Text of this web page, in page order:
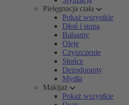
Pielęgnacja ciała
Pokaż wszystkie
Dłoń i stopa
Balsamy
Oleje
Czyszczenie
Słońce
Dezodoranty
Mydła
Makijaż
Pokaż wszystkie